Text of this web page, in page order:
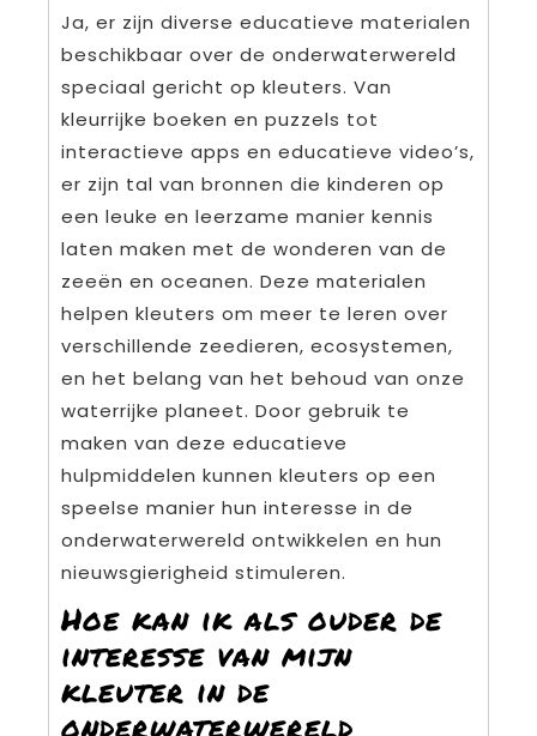
Ja, er zijn diverse educatieve materialen
beschikbaar over de onderwaterwereld
speciaal gericht op kleuters. Van
kleurrijke boeken en puzzels tot
interactieve apps en educatieve video’s,
er zijn tal van bronnen die kinderen op
een leuke en leerzame manier kennis
laten maken met de wonderen van de
zeeën en oceanen. Deze materialen
helpen kleuters om meer te leren over
verschillende zeedieren, ecosystemen,
en het belang van het behoud van onze
waterrijke planeet. Door gebruik te
maken van deze educatieve
hulpmiddelen kunnen kleuters op een
speelse manier hun interesse in de
onderwaterwereld ontwikkelen en hun
nieuwsgierigheid stimuleren.
Hoe kan ik als ouder de
interesse van mijn
kleuter in de
onderwaterwereld